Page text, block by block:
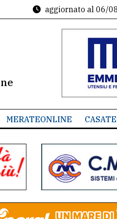
aggiornato al 06/
MERATEONLINE